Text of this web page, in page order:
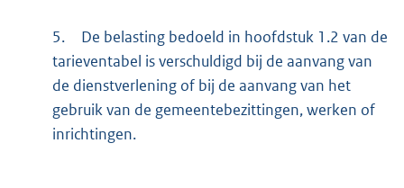
5.
De belasting bedoeld in hoofdstuk 1.2 van de
tarieventabel is verschuldigd bij de aanvang van
de dienstverlening of bij de aanvang van het
gebruik van de gemeentebezittingen, werken of
inrichtingen.